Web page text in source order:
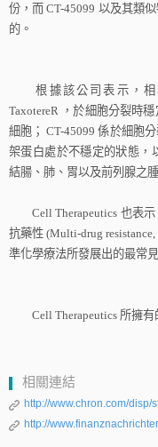
份，而 CT-45099 以及其類
的。
根據該公司表示，相
TaxotereR ，於細胞分裂時
細胞； CT-45099係於細胞
架蛋白處於不穩定的狀態，
結腸、肺、胃以及前列腺之
Cell Therapeutics 也表
抗藥性 (Multi-drug
準化學療法所發展出的最常
Cell Therapeutics 所擁有
相關連結
http://www.chron.com/disp/
http://